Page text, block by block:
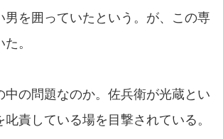
男を囲っていたという。が、この専
。
中の問題なのか。佐兵衛が光蔵とい
叱責している場を目撃されている。